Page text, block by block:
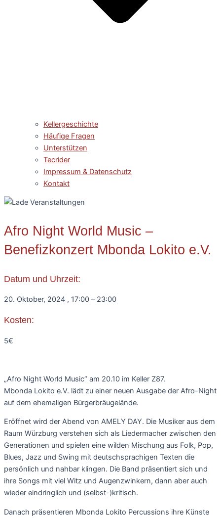
Kellergeschichte
Häufige Fragen
Unterstützen
Tecrider
Impressum & Datenschutz
Kontakt
Afro Night World Music –
Benefizkonzert Mbonda Lokito e.V.
Datum und Uhrzeit:
20. Oktober, 2024 , 17:00 – 23:00
Kosten:
5€
„Afro Night World Music“ am 20.10 im Keller Z87.
Mbonda Lokito e.V. lädt zu einer neuen Ausgabe der Afro-Night
auf dem ehemaligen Bürgerbräugelände.
Eröffnet wird der Abend von AMELY DAY. Die Musiker aus dem
Raum Würzburg verstehen sich als Liedermacher zwischen den
Generationen und spielen eine wilden Mischung aus Folk, Pop,
Blues, Jazz und Swing mit deutschsprachigen Texten die
persönlich und nahbar klingen. Die Band präsentiert sich und
ihre Songs mit viel Witz und Augenzwinkern, dann aber auch
wieder eindringlich und (selbst-)kritisch.
Danach präsentieren Mbonda Lokito Percussions ihre Künste